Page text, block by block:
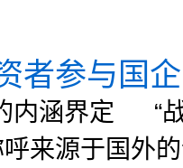
者参与国
涵界定 “战
呼来源于国外